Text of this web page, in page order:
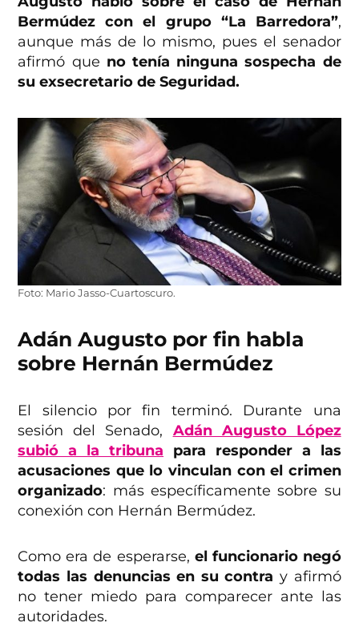
Bermúdez con el grupo “La Barredora”,
aunque más de lo mismo, pues el senador
afirmó que no tenía ninguna sospecha de
su exsecretario de Seguridad.
Foto: Mario Jasso-Cuartoscuro.
Adán Augusto por fin habla
sobre Hernán Bermúdez
El silencio por fin terminó. Durante una
sesión del Senado, Adán Augusto López
subió a la tribuna para responder a las
acusaciones que lo vinculan con el crimen
organizado: más específicamente sobre su
conexión con Hernán Bermúdez.
Como era de esperarse, el funcionario negó
todas las denuncias en su contra y afirmó
no tener miedo para comparecer ante las
autoridades.